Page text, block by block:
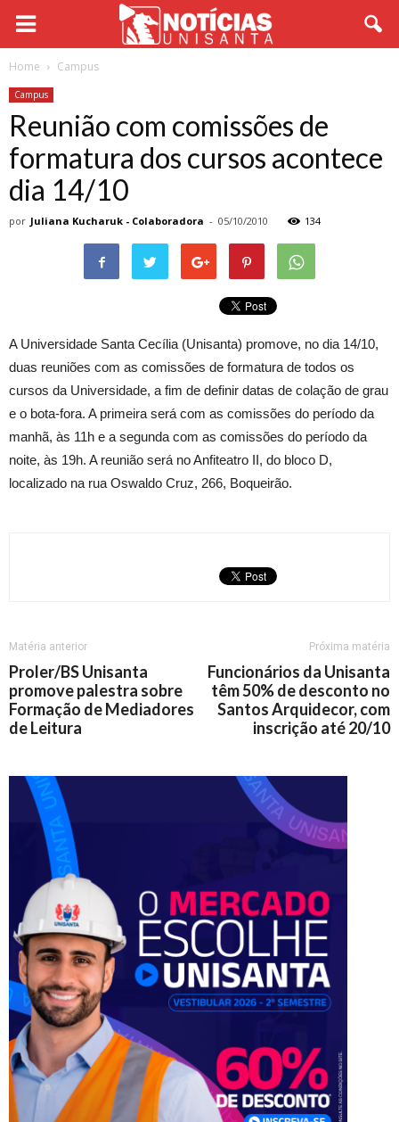
Home Campus
Campus
Reunião com comissões de
formatura dos cursos acontece
dia 14/10
por Juliana Kucharuk - Colaboradora - 05/10/2010 134
A Universidade Santa Cecília (Unisanta) promove, no dia 14/10,
duas reuniões com as comissões de formatura de todos os
cursos da Universidade, a fim de definir datas de colação de grau
e o bota-fora. A primeira será com as comissões do período da
manhã, às 11h e a segunda com as comissões do período da
noite, às 19h. A reunião será no Anfiteatro II, do bloco D,
localizado na rua Oswaldo Cruz, 266, Boqueirão.
Matéria anterior
Proler/BS Unisanta
promove palestra sobre
Formação de Mediadores
de Leitura
Próxima matéria
Funcionários da Unisanta
têm 50% de desconto no
Santos Arquidecor, com
inscrição até 20/10